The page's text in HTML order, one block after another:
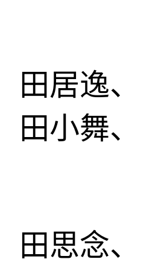
田居逸、
田小舞、
田思念、